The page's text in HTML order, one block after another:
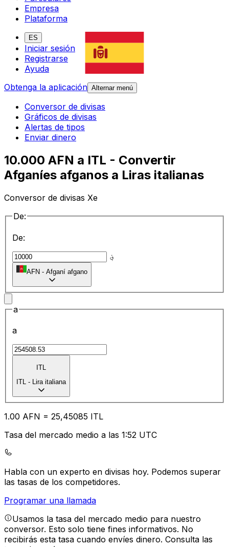
Empresa
Plataforma
ES
Iniciar sesión
Registrarse
Ayuda
Obtenga la aplicación Alternar menú
Conversor de divisas
Gráficos de divisas
Alertas de tipos
Enviar dinero
10.000 AFN a ITL - Convertir
Afganíes afganos a Liras italianas
Conversor de divisas Xe
De:
De:
؋
AFN - Afganí afgano
a
a
ITL
ITL - Lira italiana
1.00 AFN = 25,45085 ITL
Tasa del mercado medio a las 1:52 UTC
Habla con un experto en divisas hoy. Podemos superar
las tasas de los competidores.
Programar una llamada
Usamos la tasa del mercado medio para nuestro
conversor. Esto solo tiene fines informativos. No
recibirás esta tasa cuando envíes dinero. Consulta las